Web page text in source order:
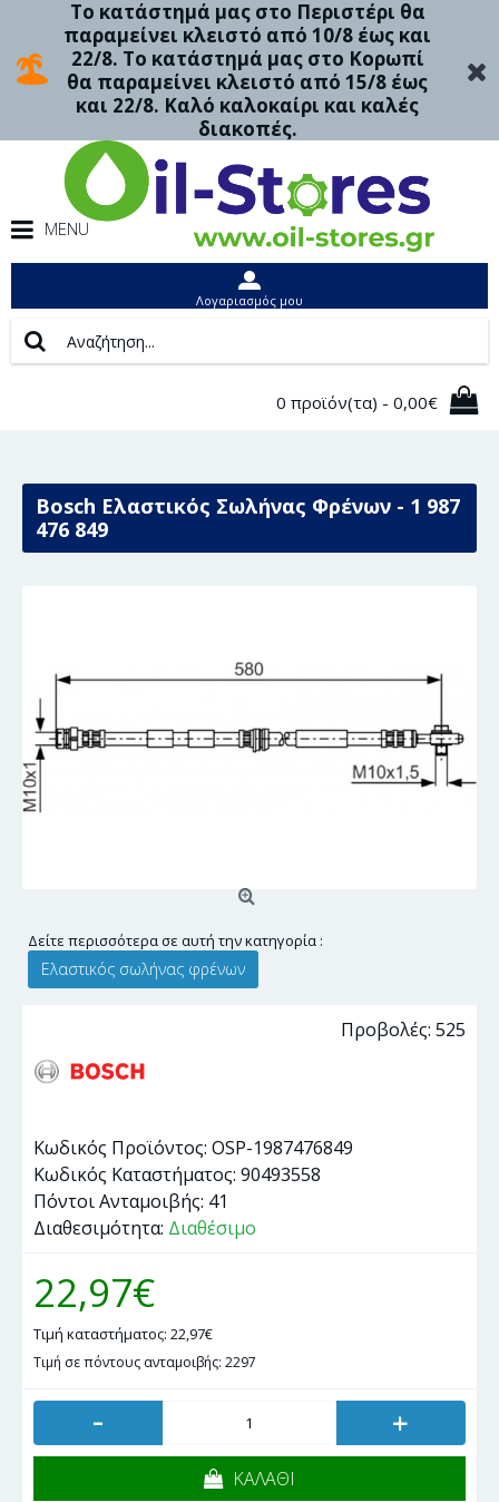
Το κατάστημά μας στο Περιστέρι θα
παραμείνει κλειστό από 10/8 έως και
22/8. Το κατάστημά μας στο Κορωπί
θα παραμείνει κλειστό από 15/8 έως
και 22/8. Καλό καλοκαίρι και καλές
διακοπές.
MENU
Λογαριασμός μου
0 προϊόν(τα) - 0,00€
Bosch Ελαστικός Σωλήνας Φρένων - 1 987
476 849
Δείτε περισσότερα σε αυτή την κατηγορία :
Ελαστικός σωλήνας φρένων
Προβολές: 525
Κωδικός Προϊόντος: OSP-1987476849
Κωδικός Καταστήματος: 90493558
Πόντοι Ανταμοιβής: 41
Διαθεσιμότητα: Διαθέσιμο
22,97€
Τιμή καταστήματος: 22,97€
Τιμή σε πόντους ανταμοιβής: 2297
- +
ΚΑΛΑΘΙ